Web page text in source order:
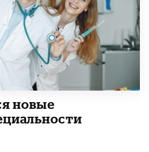
новые